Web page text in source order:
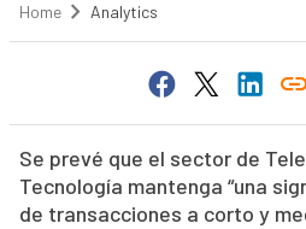
Home Analytics
Se prevé que el sector de
Tecnología mantenga “una
de transacciones a corto y